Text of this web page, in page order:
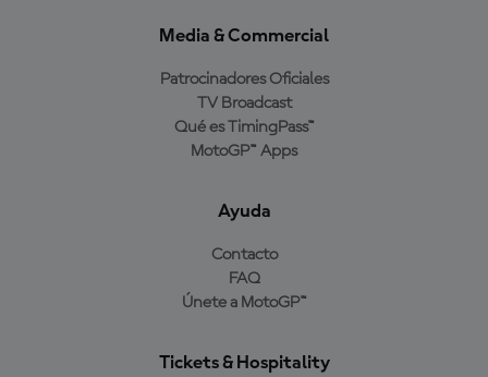
Media & Commercial
Patrocinadores Oficiales
TV Broadcast
Qué es TimingPass™
MotoGP™ Apps
Ayuda
Contacto
FAQ
Únete a MotoGP™
Tickets & Hospitality